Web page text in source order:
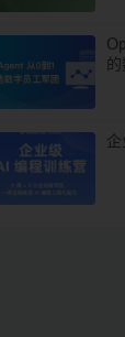
的